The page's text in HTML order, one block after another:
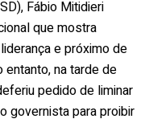
Fábio Mitidieri
que mostra
e próximo de
na tarde de
pedido de liminar
governista para proibir